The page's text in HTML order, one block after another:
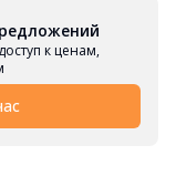
к ценам,